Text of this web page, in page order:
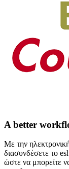
A better
Με την
διασυνδέσετε το
ώστε να μπορείτε